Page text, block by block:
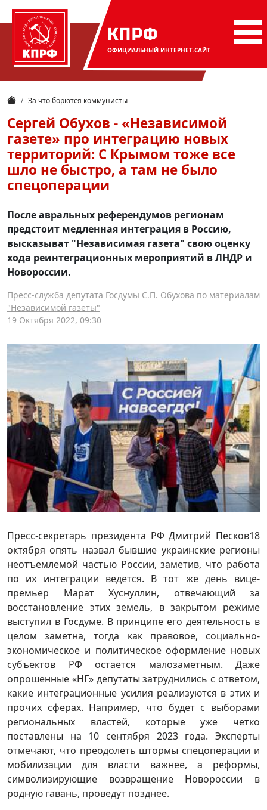
КПРФ
ОФИЦИАЛЬНЫЙ ИНТЕРНЕТ-САЙТ
За что борются коммунисты
Сергей Обухов - «Независимой
газете» про интеграцию новых
территорий: С Крымом тоже все
шло не быстро, а там не было
спецоперации
После авральных референдумов регионам
предстоит медленная интеграция в Россию,
высказыват "Независимая газета" свою оценку
хода реинтеграционных мероприятий в ЛНДР и
Новороссии.
Пресс-служба депутата Госдумы С.П. Обухова по материалам
"Независимой газеты"
19 Октября 2022, 09:30
Пресс-секретарь президента РФ Дмитрий Песков18
октября опять назвал бывшие украинские регионы
неотъемлемой частью России, заметив, что работа
по их интеграции ведется. В тот же день вице-
премьер Марат Хуснуллин, отвечающий за
восстановление этих земель, в закрытом режиме
выступил в Госдуме. В принципе его деятельность в
целом заметна, тогда как правовое, социально-
экономическое и политическое оформление новых
субъектов РФ остается малозаметным. Даже
опрошенные «НГ» депутаты затруднились с ответом,
какие интеграционные усилия реализуются в этих и
прочих сферах. Например, что будет с выборами
региональных властей, которые уже четко
поставлены на 10 сентября 2023 года. Эксперты
отмечают, что преодолеть штормы спецоперации и
мобилизации для власти важнее, а реформы,
символизирующие возвращение Новороссии в
родную гавань, проведут позднее.